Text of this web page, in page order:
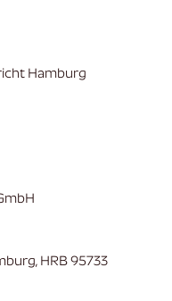
Hamburg
HRB 95733